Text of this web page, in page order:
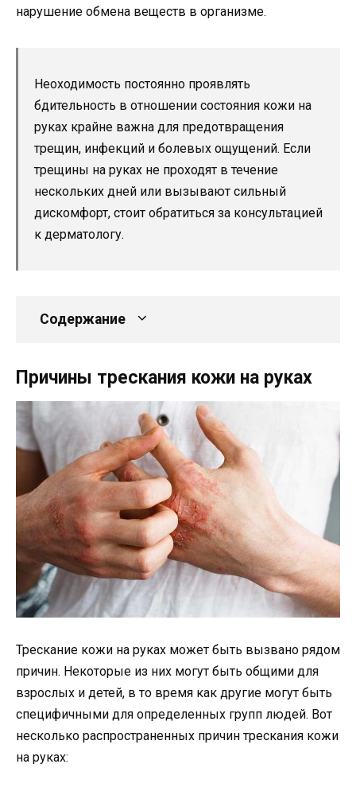
нарушение обмена веществ в организме.
Неоходимость постоянно проявлять
бдительность в отношении состояния кожи на
руках крайне важна для предотвращения
трещин, инфекций и болевых ощущений. Если
трещины на руках не проходят в течение
нескольких дней или вызывают сильный
дискомфорт, стоит обратиться за консультацией
к дерматологу.
Содержание
Причины трескания кожи на руках
Трескание кожи на руках может быть вызвано рядом
причин. Некоторые из них могут быть общими для
взрослых и детей, в то время как другие могут быть
специфичными для определенных групп людей. Вот
несколько распространенных причин трескания кожи
на руках: